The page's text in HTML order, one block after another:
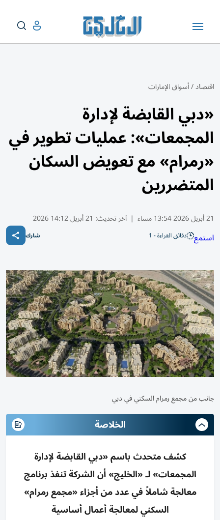
اقتصاد/أسواق الإمارات
«دبي القابضة لإدارة
المجمعات»: عمليات تطوير في
«رمرام» مع تعويض السكان
المتضررين
21 أبريل 2026 13:54 مساء | آخر تحديث: 21 أبريل 14:12 2026
استمع دقائق القراءة - 1 شارك
جانب من مجمع رمرام السكني في دبي
الخلاصة
كشف متحدث باسم «دبي القابضة لإدارة
المجمعات» لـ «الخليج» أن الشركة تنفذ برنامج
معالجة شاملاً في عدد من أجزاء «مجمع رمرام»
السكني لمعالجة أعمال أساسية